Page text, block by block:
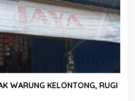
WARUNG KELONTONG, RUGI